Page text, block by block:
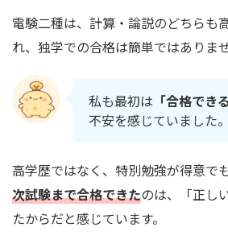
電験二種は、計算・論説のどちらも
れ、独学での合格は簡単ではありませ
私も最初は 「合格でき
不安を感じていました。
高学歴ではなく、特別勉強が得意で
次試験まで合格できたのは、「正し
たからだと感じています。